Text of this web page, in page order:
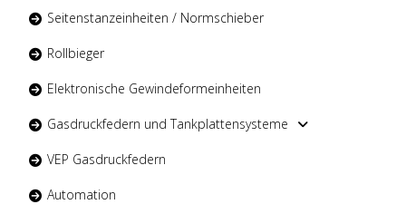
Seitenstanzeinheiten / Normschieber
Rollbieger
Elektronische Gewindeformeinheiten
Gasdruckfedern und Tankplattensysteme
VEP Gasdruckfedern
Automation